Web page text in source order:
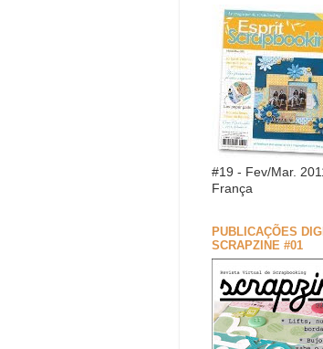
#19 - Fev/Mar.
França
PUBLICAÇÕES
SCRAPZINE #01